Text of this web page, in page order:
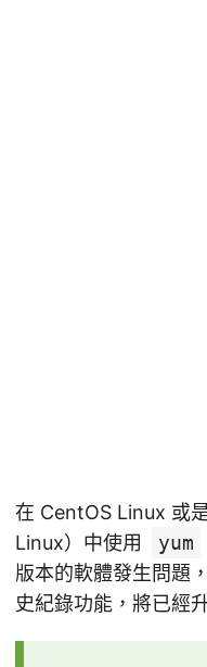
在 CentOS Linux 或
Linux）中使用
yum
版本的軟體發生問題
史紀錄功能，將已經